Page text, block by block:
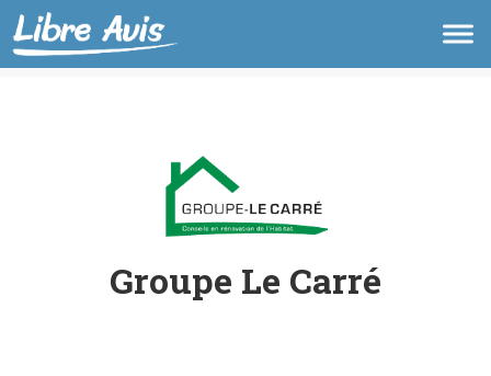
Groupe Le Carré